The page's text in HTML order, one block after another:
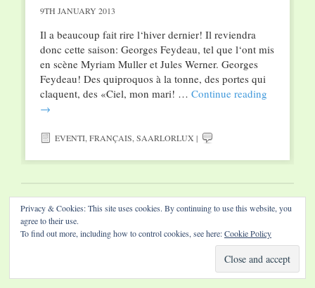
9TH JANUARY 2013
Il a beaucoup fait rire l‘hiver dernier! Il reviendra
donc cette saison: Georges Feydeau, tel que l‘ont mis
en scène Myriam Muller et Jules Werner. Georges
Feydeau! Des quiproquos à la tonne, des portes qui
claquent, des «Ciel, mon mari! … Continue reading
→
EVENTI,FRANÇAIS,SAARLORLUX |
Website by Diamond Visions
Privacy & Cookies: This site uses cookies. By continuing to use this website, you
agree to their use.
To find out more, including how to control cookies, see here:Cookie Policy